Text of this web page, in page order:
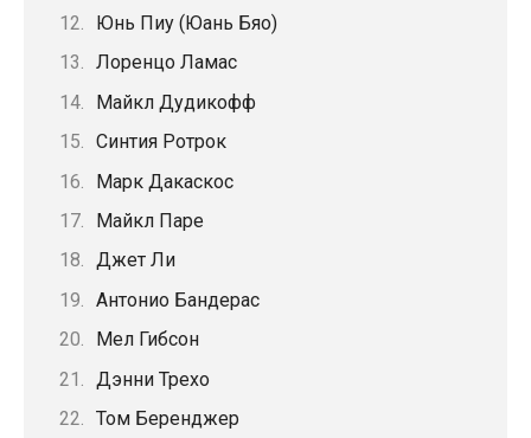
Юнь Пиу (Юань Бяо)
Лоренцо Ламас
Майкл Дудикофф
Синтия Ротрок
Марк Дакаскос
Майкл Паре
Джет Ли
Антонио Бандерас
Мел Гибсон
Дэнни Трехо
Том Беренджер